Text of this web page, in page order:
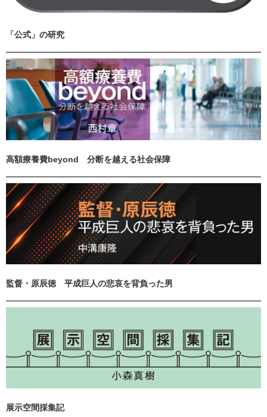
「公式」の研究
高額療養費beyond 分断を越える社会保障
監督・原辰徳 平成巨人の悲哀を背負った男
展示空間採集記